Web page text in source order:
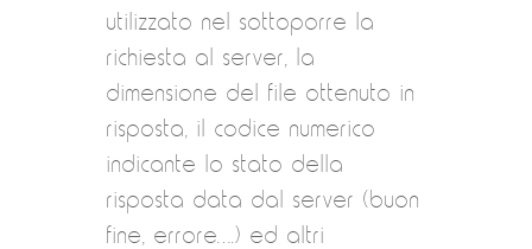
utilizzato nel sottoporre la
richiesta al server, la
dimensione del file ottenuto in
risposta, il codice numerico
indicante lo stato della
risposta data dal server (buon
fine, errore….) ed altri